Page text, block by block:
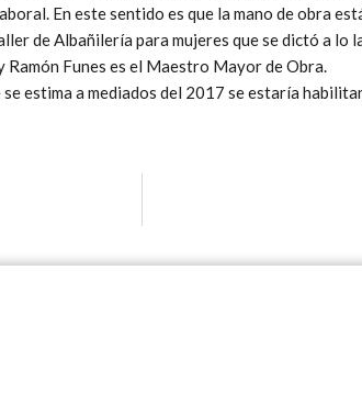
En este sentido es que la mano de obra
de Albañilería para mujeres que se dictó a lo
Funes es el Maestro Mayor de Obra.
estima a mediados del 2017 se estaría